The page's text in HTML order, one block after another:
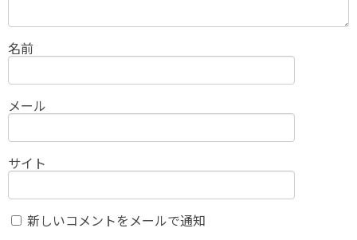
名前
メール
サイト
新しいコメントをメールで通知